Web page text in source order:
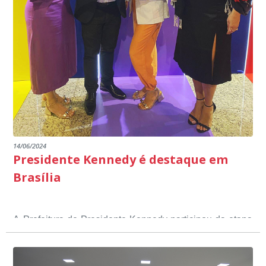
14/06/2024
Presidente Kennedy é destaque em
Brasília
A Prefeitura de Presidente Kennedy participou da etapa
nacional do 12º Prêmio Sebrae Prefeitura
Empreendedora, que visou valorizar e destacar o papel